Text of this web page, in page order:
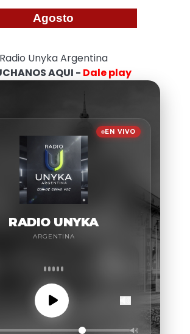
Agosto
Radio Unyka Argentina
AQUI - Dale play